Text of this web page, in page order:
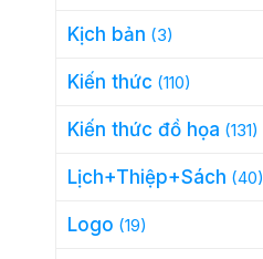
Kịch bản (3)
Kiến thức (110)
Kiến thức đồ họa (131)
Lịch+Thiệp+Sách (40)
Logo (19)